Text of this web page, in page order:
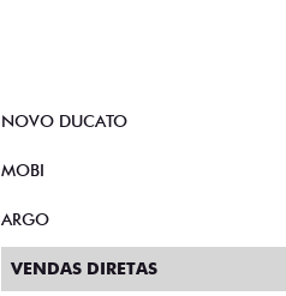
NOVO DUCATO
MOBI
ARGO
VENDAS DIRETAS